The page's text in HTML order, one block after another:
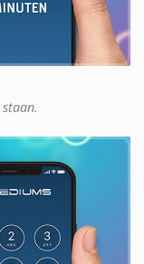
staan.